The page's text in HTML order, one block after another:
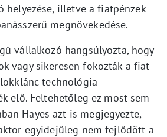
helyezése, illetve a fiatpénzek
megnövekedése.
vállalkozó hangsúlyozta, hogy
vagy sikeresen fokozták a fiat
technológia
elő. Feltehetőleg ez most sem
Hayes azt is megjegyezte,
egyidejűleg nem fejlődött a